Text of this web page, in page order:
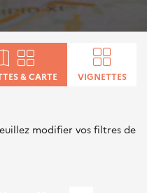
VIGNETTES
& CARTE
modifier vos filtres de